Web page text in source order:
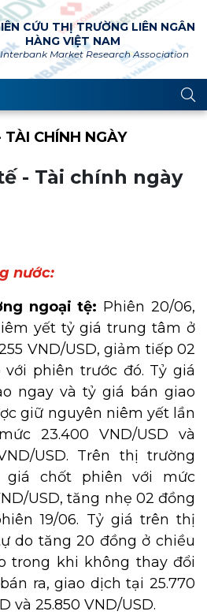
CỨU THỊ TRƯỜNG LIÊN NGÂN
HÀNG VIỆT NAM
Market Research Association
CHÍNH NGÀY
- Tài chính ngày
nước:
ngoại tệ: Phiên 20/06,
yết tỷ giá trung tâm ở
VND/USD, giảm tiếp 02
với phiên trước đó. Tỷ giá
ngay và tỷ giá bán giao
giữ nguyên niêm yết lần
23.400 VND/USD và
USD. Trên thị trường
giá chốt phiên với mức
USD, tăng nhẹ 02 đồng
19/06. Tỷ giá trên thị
do tăng 20 đồng ở chiều
trong khi không thay đổi
ra, giao dịch tại 25.770
và 25.850 VND/USD.